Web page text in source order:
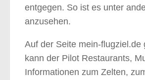
entgegen. So ist es unter
anzusehen.
Auf der Seite mein-
kann der Pilot Restaurants,
Informationen zum Zelten,